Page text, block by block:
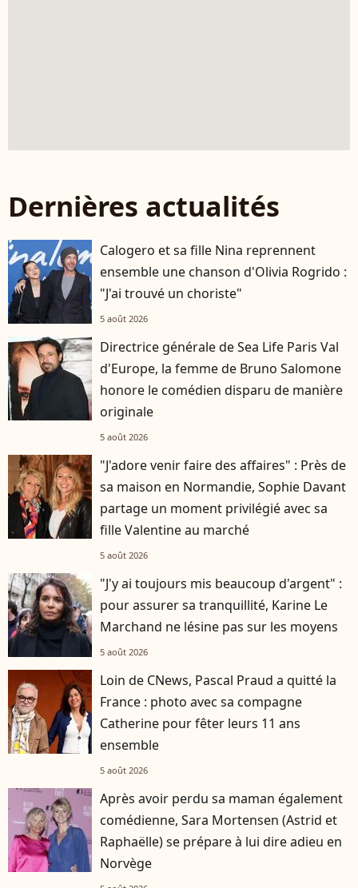
Dernières actualités
Calogero et sa fille Nina reprennent
ensemble une chanson d'Olivia Rogrido :
"J'ai trouvé un choriste"
5 août 2026
Directrice générale de Sea Life Paris Val
d'Europe, la femme de Bruno Salomone
honore le comédien disparu de manière
originale
5 août 2026
"J'adore venir faire des affaires" : Près de
sa maison en Normandie, Sophie Davant
partage un moment privilégié avec sa
fille Valentine au marché
5 août 2026
"J'y ai toujours mis beaucoup d'argent" :
pour assurer sa tranquillité, Karine Le
Marchand ne lésine pas sur les moyens
5 août 2026
Loin de CNews, Pascal Praud a quitté la
France : photo avec sa compagne
Catherine pour fêter leurs 11 ans
ensemble
5 août 2026
Après avoir perdu sa maman également
comédienne, Sara Mortensen (Astrid et
Raphaëlle) se prépare à lui dire adieu en
Norvège